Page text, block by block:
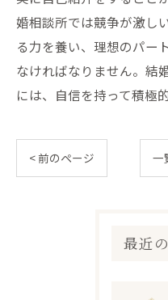
婚相談所では競争が激し
る力を養い、理想のパー
なければなりません。結
には、自信を持って積極
< 前のページ 一
最近